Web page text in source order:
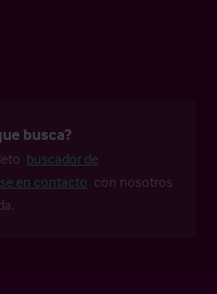
busca?
buscador de
en contacto con nosotros